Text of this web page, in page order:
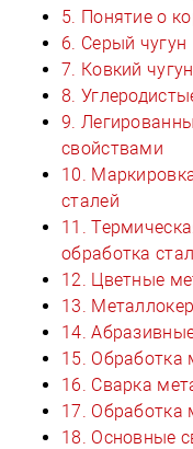
5. Понятие о
6. Серый чугун
7. Ковкий чугун
8.
9.
свойствами
10.
сталей
11.
обработка
12. Цветные
13.
14.
15. Обработка
16. Сварка
17. Обработка
18. Основные